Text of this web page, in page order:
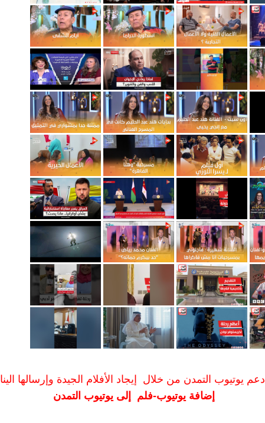
ادعم يوتيوب التمدن من خلال إيجاد الأفلام الجيدة وإرسالها الينا
إضافة يوتيوب-فلم إلى يوتيوب التمدن